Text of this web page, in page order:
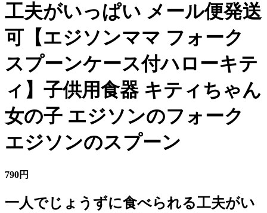
工夫がいっぱい メール便発送
可【エジソンママ フォーク
スプーンケース付ハローキテ
ィ】子供用食器 キティちゃん
女の子 エジソンのフォーク
エジソンのスプーン
790円
一人でじょうずに食べられる工夫がい